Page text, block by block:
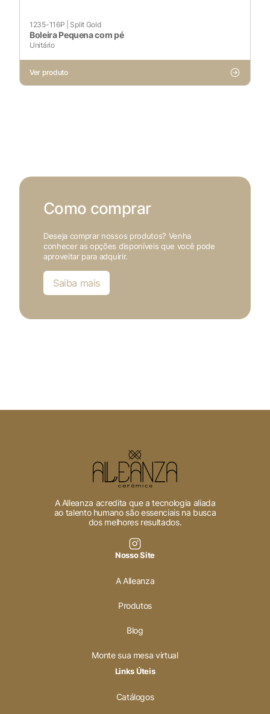
1235-116P Split Gold
Boleira Pequena com pé
Unitário
Ver produto
Como comprar
Deseja comprar nossos produtos? Venha
conhecer as opções disponíveis que você pode
aproveitar para adquirir.
Saiba mais
A Alleanza acredita que a tecnologia aliada
ao talento humano são essenciais na busca
dos melhores resultados.
Nosso Site
A Alleanza
Produtos
Blog
Monte sua mesa virtual
Links Úteis
Catálogos